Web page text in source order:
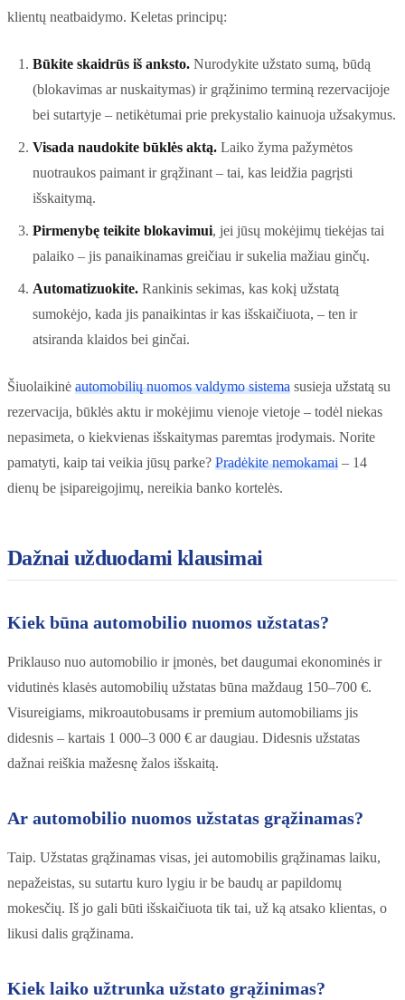
klientų neatbaidymo. Keletas principų:
Būkite skaidrūs iš anksto. Nurodykite užstato sumą, būdą
(blokavimas ar nuskaitymas) ir grąžinimo terminą rezervacijoje
bei sutartyje – netikėtumai prie prekystalio kainuoja užsakymus.
Visada naudokite būklės aktą. Laiko žyma pažymėtos
nuotraukos paimant ir grąžinant – tai, kas leidžia pagrįsti
išskaitymą.
Pirmenybę teikite blokavimui, jei jūsų mokėjimų tiekėjas tai
palaiko – jis panaikinamas greičiau ir sukelia mažiau ginčų.
Automatizuokite. Rankinis sekimas, kas kokį užstatą
sumokėjo, kada jis panaikintas ir kas išskaičiuota, – ten ir
atsiranda klaidos bei ginčai.
Šiuolaikinė automobilių nuomos valdymo sistema susieja užstatą su
rezervacija, būklės aktu ir mokėjimu vienoje vietoje – todėl niekas
nepasimeta, o kiekvienas išskaitymas paremtas įrodymais. Norite
pamatyti, kaip tai veikia jūsų parke? Pradėkite nemokamai – 14
dienų be įsipareigojimų, nereikia banko kortelės.
Dažnai užduodami klausimai
Kiek būna automobilio nuomos užstatas?
Priklauso nuo automobilio ir įmonės, bet daugumai ekonominės ir
vidutinės klasės automobilių užstatas būna maždaug 150–700 €.
Visureigiams, mikroautobusams ir premium automobiliams jis
didesnis – kartais 1 000–3 000 € ar daugiau. Didesnis užstatas
dažnai reiškia mažesnę žalos išskaitą.
Ar automobilio nuomos užstatas grąžinamas?
Taip. Užstatas grąžinamas visas, jei automobilis grąžinamas laiku,
nepažeistas, su sutartu kuro lygiu ir be baudų ar papildomų
mokesčių. Iš jo gali būti išskaičiuota tik tai, už ką atsako klientas, o
likusi dalis grąžinama.
Kiek laiko užtrunka užstato grąžinimas?